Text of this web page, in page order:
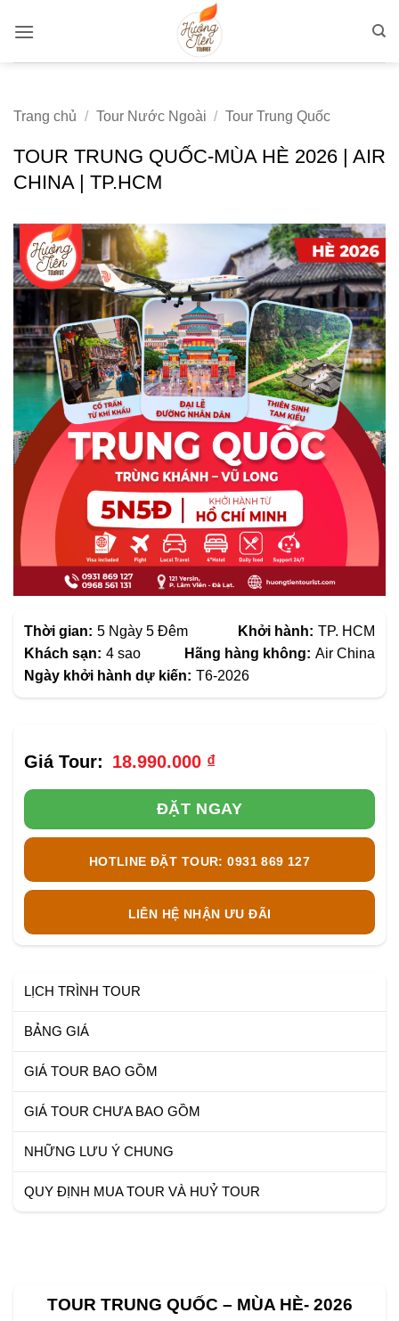
qua
Trang chủ / Tour Nước Ngoài / Tour Trung Quốc
TOUR TRUNG QUỐC-MÙA HÈ 2026 | AIR
CHINA | TP.HCM
Thời gian: 5 Ngày 5 Đêm Khởi hành: TP. HCM
Khách sạn: 4 sao Hãng hàng không: Air China
Ngày khởi hành dự kiến: T6-2026
18.990.000 ₫
ĐẶT NGAY
HOTLINE ĐẶT TOUR: 0931 869 127
LIÊN HỆ NHẬN ƯU ĐÃI
LỊCH TRÌNH TOUR
BẢNG GIÁ
GIÁ TOUR BAO GỒM
GIÁ TOUR CHƯA BAO GỒM
NHỮNG LƯU Ý CHUNG
QUY ĐỊNH MUA TOUR VÀ HUỶ TOUR
TOUR TRUNG QUỐC – MÙA HÈ- 2026